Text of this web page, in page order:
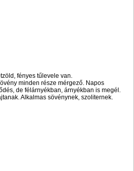
fényes tűlevele van.
minden része mérgező. Napos
de félárnyékban, árnyékban is megél.
Alkalmas sövénynek, szoliternek.